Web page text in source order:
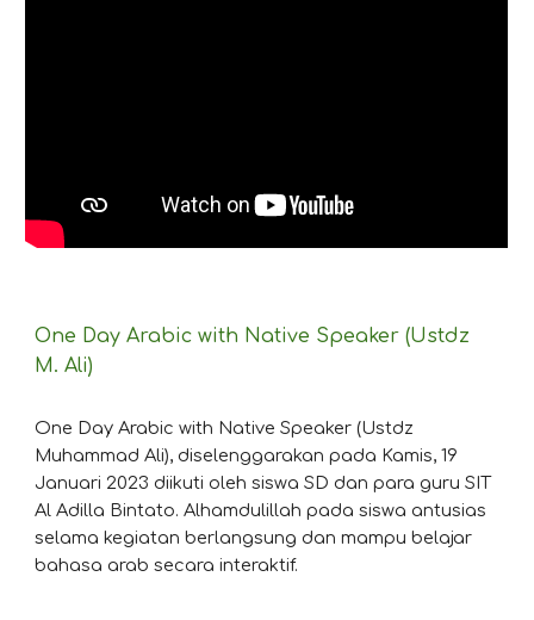
One Day Arabic with Native Speaker (Ustdz
M. Ali)
One Day Arabic with Native Speaker (Ustdz
Muhammad Ali), diselenggarakan pada Kamis, 19
Januari 2023 diikuti oleh siswa SD dan para guru SIT
Al Adilla Bintato. Alhamdulillah pada siswa antusias
selama kegiatan berlangsung dan mampu belajar
bahasa arab secara interaktif.